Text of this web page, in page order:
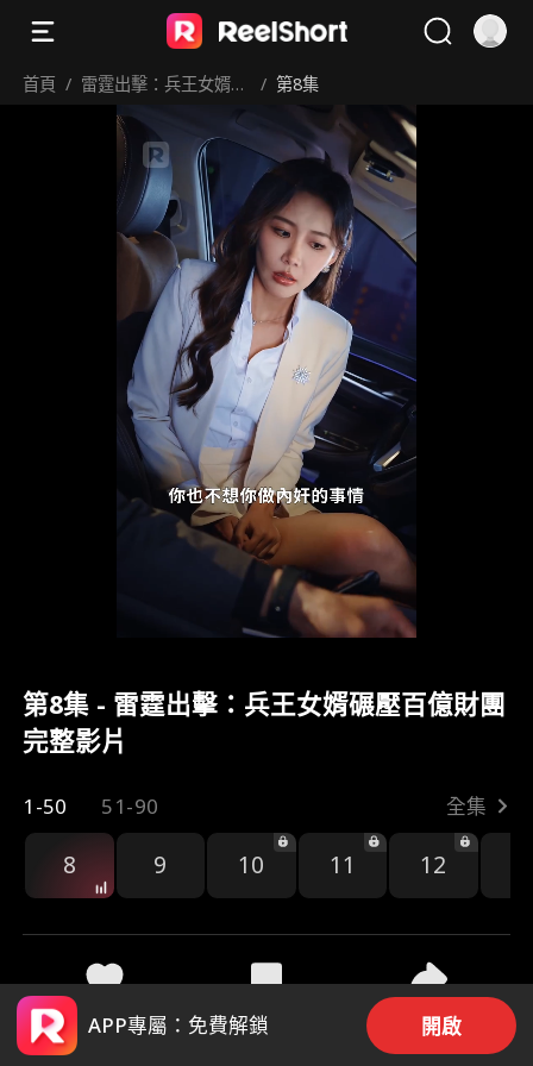
首頁 / 雷霆出擊：兵王女婿碾
壓百億財團
/ 第8集
第8集 - 雷霆出擊：兵王女婿碾壓百億財團
完整影片
1-50 51-90 全集
8 9 10 11 12
36 1.4k 分享
APP專屬：免費解鎖 開啟